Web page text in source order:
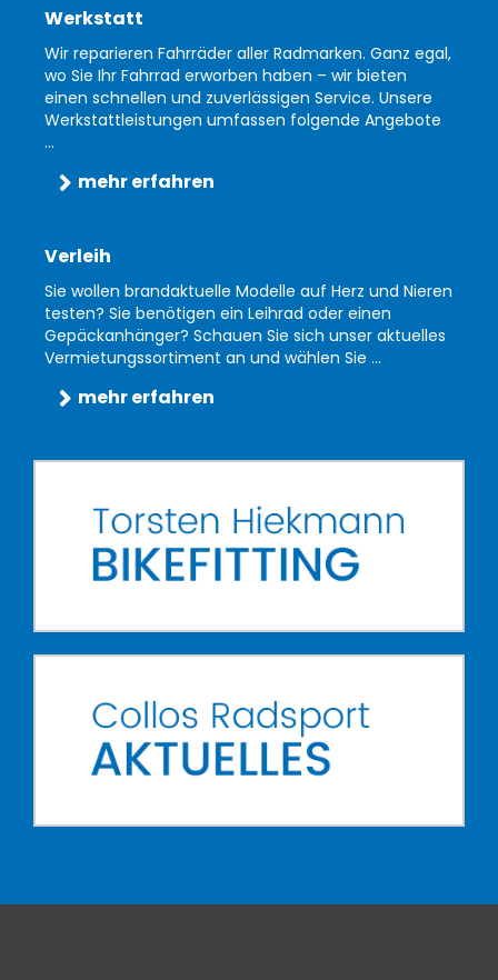
Werkstatt
Wir reparieren Fahrräder aller Radmarken. Ganz egal,
wo Sie Ihr Fahrrad erworben haben – wir bieten
einen schnellen und zuverlässigen Service. Unsere
Werkstattleistungen umfassen folgende Angebote
...
mehr erfahren
Verleih
Sie wollen brandaktuelle Modelle auf Herz und Nieren
testen? Sie benötigen ein Leihrad oder einen
Gepäckanhänger? Schauen Sie sich unser aktuelles
Vermietungssortiment an und wählen Sie ...
mehr erfahren